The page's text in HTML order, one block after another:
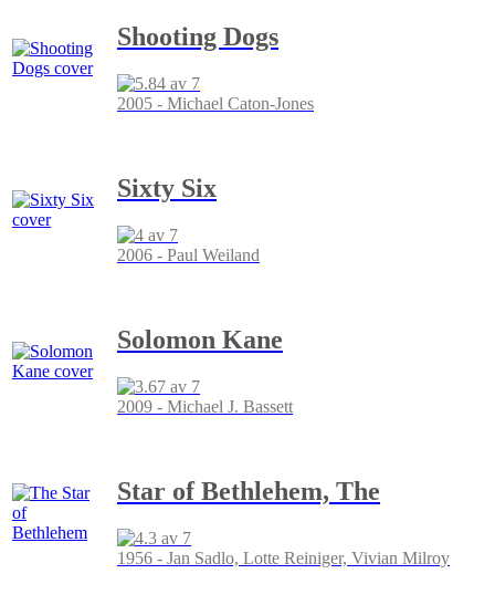
Shooting Dogs
2005 - Michael Caton-Jones
Sixty Six
2006 - Paul Weiland
Solomon Kane
2009 - Michael J. Bassett
Star of Bethlehem, The
1956 - Jan Sadlo, Lotte Reiniger, Vivian Milroy